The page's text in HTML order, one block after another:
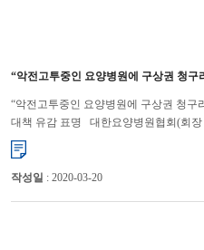
“악전고투중인 요양병원에 구상권 청구
“악전고투중인 요양병원에 구상권 청구
대책 유감 표명 대한요양병원협회(회
초래한 요양병원에 대해 손해배상 청구를
작성일 : 2020-03-20